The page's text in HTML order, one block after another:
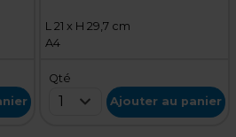
L 21 x H 29,7 cm
A4
Qté
1 Ajouter au panier